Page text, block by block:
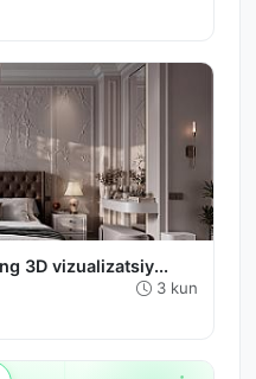
3D vizualizatsiy...
3 kun